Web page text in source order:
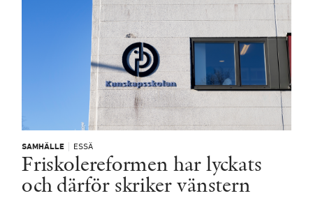
SAMHÄLLE ESSÄ
Friskolereformen har lyckats
och därför skriker vänstern